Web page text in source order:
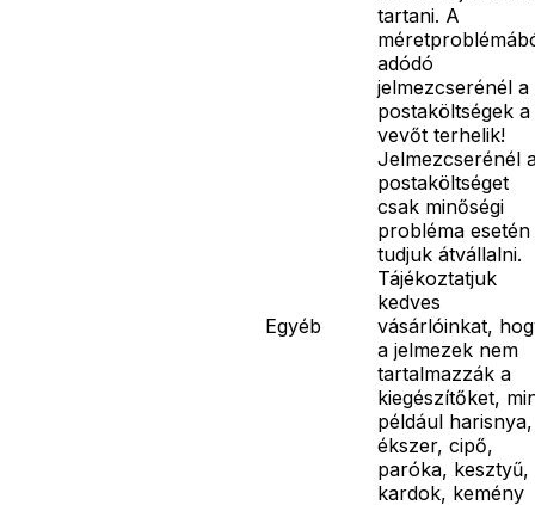
Egyéb
tartani. A
adódó
jelmezcserénél a
postaköltségek a
vevőt terhelik!
Jelmezcserénél
postaköltséget
csak minőségi
probléma esetén
tudjuk átvállalni.
Tájékoztatjuk
kedves
vásárlóinkat,
a jelmezek nem
tartalmazzák a
kiegészítőket,
például harisnya,
ékszer, cipő,
paróka, kesztyű,
kardok, kemény